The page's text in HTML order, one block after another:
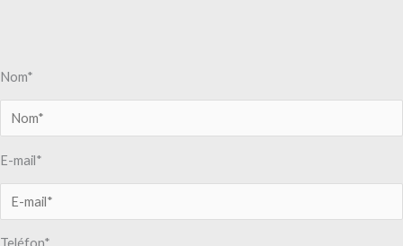
Nom*
E-mail*